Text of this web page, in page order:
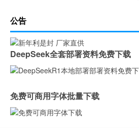
公告
DeepSeek全套部署资料免费下载
免费可商用字体批量下载